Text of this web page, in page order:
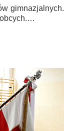
gimnazjalnych.